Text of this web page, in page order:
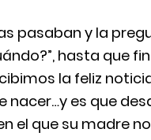
pasaban y la
hasta que
la feliz
nacer…y es que
el que su madre